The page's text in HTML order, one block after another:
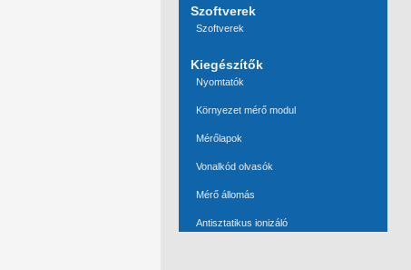
Szoftverek
Szoftverek
Kiegészítők
Nyomtatók
Környezet mérő modul
Mérőlapok
Vonalkód olvasók
Mérő állomás
Antisztatikus ionizáló